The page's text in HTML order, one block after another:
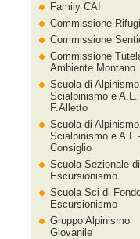
Family CAI
Commissione Rifugi
Commissione
Commissione
Ambiente Montano
Scuola di Alpinismo
Scialpinismo e A.L.
F.Alletto
Scuola di Alpinismo
Scialpinismo e A.L
Consiglio
Scuola Sezionale di
Escursionismo
Scuola Sci di
Escursionismo
Gruppo Alpinismo
Giovanile